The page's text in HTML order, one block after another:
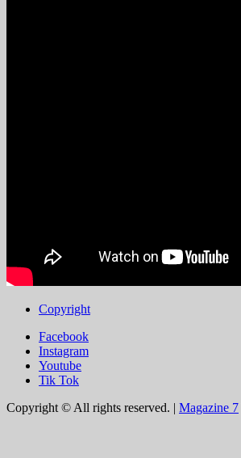
Copyright
Facebook
Instagram
Youtube
Tik Tok
Copyright © All rights reserved. | Magazine 7